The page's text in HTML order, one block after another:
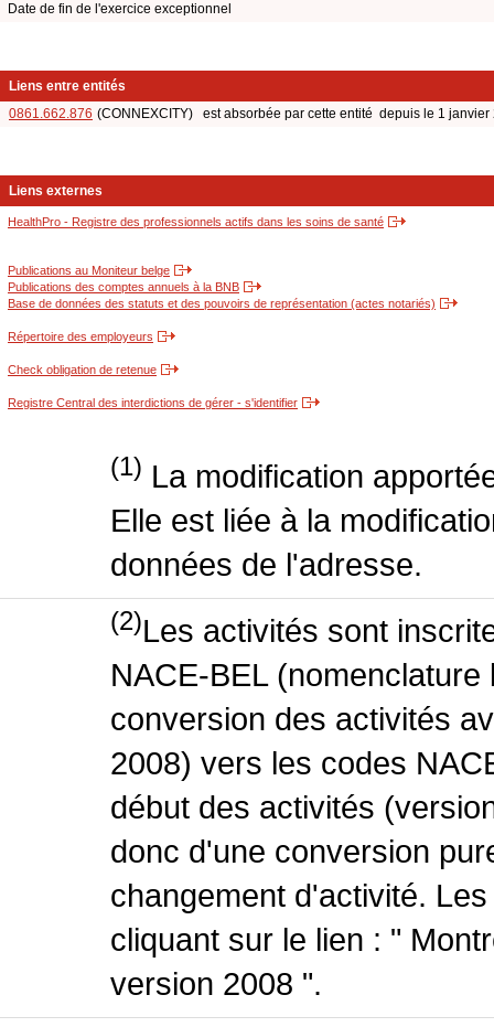
Date de fin de l'exercice exceptionnel
Liens entre entités
0861.662.876 (CONNEXCITY) est absorbée par cette entité depuis le 1 janvier
Liens externes
HealthPro - Registre des professionnels actifs dans les soins de santé
Publications au Moniteur belge
Publications des comptes annuels à la BNB
Base de données des statuts et des pouvoirs de représentation (actes notariés)
Répertoire des employeurs
Check obligation de retenue
Registre Central des interdictions de gérer - s'identifier
(1) La modification
Elle est liée à la
données de l'adresse.
(2)Les activités sont
NACE-BEL
conversion des activités
2008) vers les codes
début des activités
donc d'une conversion
changement d'activité.
cliquant sur le lien : "
version 2008 ".